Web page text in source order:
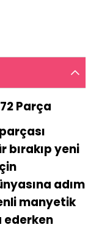
Parça
bırakıp yeni
adım
manyetik
ederken